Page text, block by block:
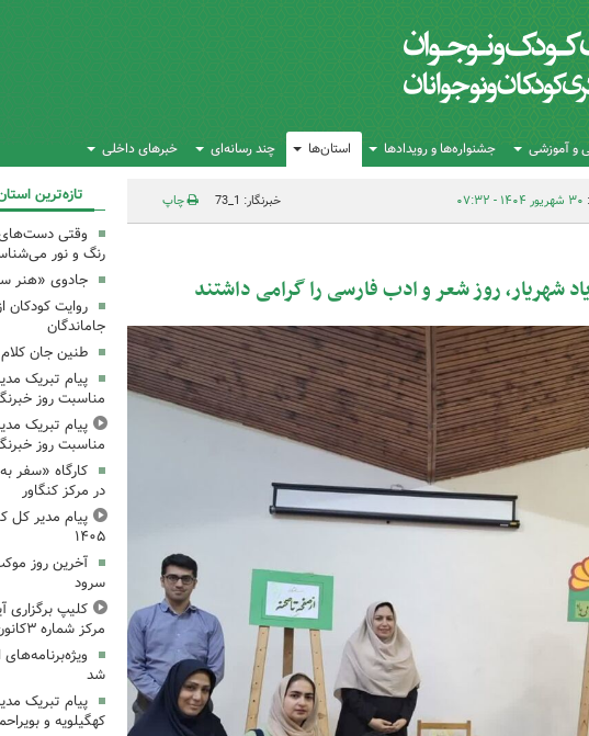
و آموزشی جشنواره‌ها و رویدادها استان‌ها چند رسانه‌ای خبرهای داخلی
۳۰ شهریور ۱۴۰۴ - ۰۷:۳۲ خبرنگار: 1_73 چاپ
شهریار، روز شعر و ادب فارسی را گرامی داشتند
تازه‌ترین
وقتی دست‌های
رنگ و نور
جادوی «هنر
روایت کودکان
جاماندگان
طنین جان
پیام تبریک
مناسبت روز
پیام تبریک
مناسبت روز
کارگاه «سفر
در مرکز کنگاور
پیام مدیر کل
۱۴۰۵
آخرین روز
سرود
کلیپ برگزاری
مرکز شماره ۳کانون کرمانشاه
شد
پیام تبریک
کهگیلویه و